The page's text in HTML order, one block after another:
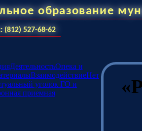
образование
(812) 527-68-62
ДеятельностьОпека и
ВзаимодействиеНет
уголок ГО и
приемная